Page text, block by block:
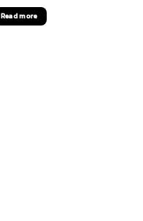
price
was:
Read more